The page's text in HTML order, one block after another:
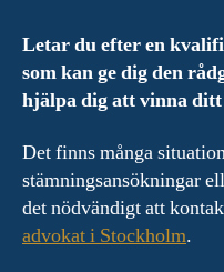
Letar du efter en
som kan ge dig den
hjälpa dig att vinna
Det finns många
stämningsansökningar
det nödvändigt att
advokat i Stockholm.